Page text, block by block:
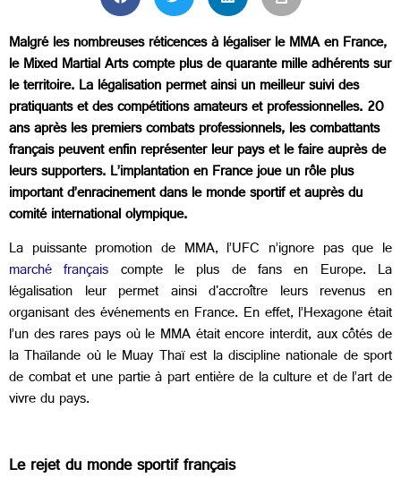
Malgré les nombreuses réticences à légaliser le MMA en France,
le Mixed Martial Arts compte plus de quarante mille adhérents sur
le territoire. La légalisation permet ainsi un meilleur suivi des
pratiquants et des compétitions amateurs et professionnelles. 20
ans après les premiers combats professionnels, les combattants
français peuvent enfin représenter leur pays et le faire auprès de
leurs supporters. L’implantation en France joue un rôle plus
important d’enracinement dans le monde sportif et auprès du
comité international olympique.
La puissante promotion de MMA, l’UFC n’ignore pas que le
marché français compte le plus de fans en Europe. La
légalisation leur permet ainsi d'accroître leurs revenus en
organisant des événements en France. En effet, l’Hexagone était
l’un des rares pays où le MMA était encore interdit, aux côtés de
la Thaïlande où le Muay Thaï est la discipline nationale de sport
de combat et une partie à part entière de la culture et de l’art de
vivre du pays.
Le rejet du monde sportif français